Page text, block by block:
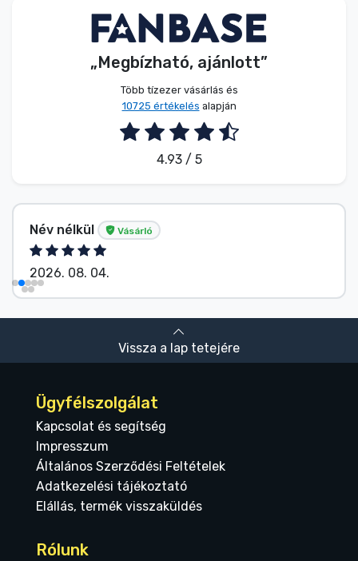
„Megbízható, ajánlott”
Több tízezer vásárlás és
10725 értékelés alapján
4.93 / 5
Név nélkül Vásárló
2026. 08. 04.
Vissza a lap tetejére
Ügyfélszolgálat
Kapcsolat és segítség
Impresszum
Általános Szerződési Feltételek
Adatkezelési tájékoztató
Elállás, termék visszaküldés
Rólunk